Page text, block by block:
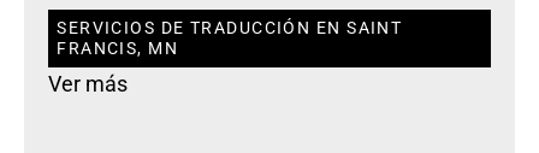
SERVICIOS DE TRADUCCIÓN EN SAINT
FRANCIS, MN
Ver más